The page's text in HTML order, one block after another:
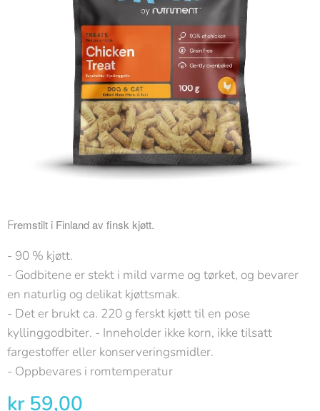
Fremstilt i Finland av finsk kjøtt.
- 90 % kjøtt.
- Godbitene er stekt i mild varme og tørket, og bevarer
en naturlig og delikat kjøttsmak.
- Det er brukt ca. 220 g ferskt kjøtt til en pose
kyllinggodbiter. - Inneholder ikke korn, ikke tilsatt
fargestoffer eller konserveringsmidler.
- Oppbevares i romtemperatur
kr 59,00